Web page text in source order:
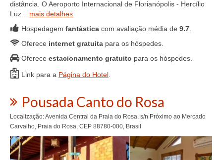
distância. O Aeroporto Internacional de Florianópolis - Hercílio
Luz... mais detalhes
Hospedagem fantástica com avaliação média de 9.7
Oferece internet gratuita para os hóspedes.
Oferece estacionamento gratuito para os hóspedes.
Link para a Página do Hotel
Pousada Canto do Rosa
Localização: Avenida Central da Praia do Rosa, s/n Próximo ao Mercado
Carvalho, Praia do Rosa, CEP 88780-000, Brasil